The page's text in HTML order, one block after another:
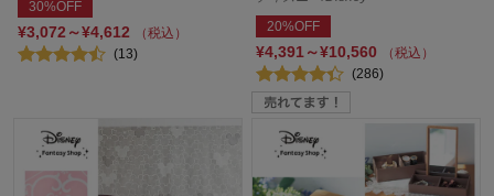
30%OFF
¥3,072～¥4,612
（税込）
(13)
20%OFF
¥4,391～¥10,560
（税込）
(286)